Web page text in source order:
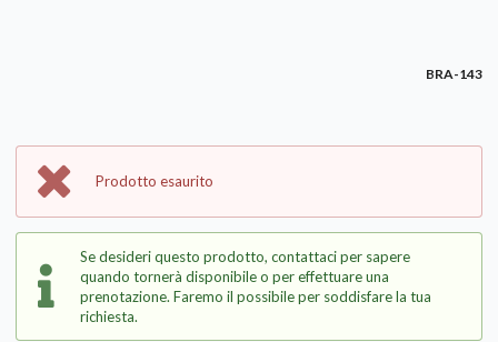
BRA-143
Prodotto esaurito
Se desideri questo prodotto, contattaci per sapere
quando tornerà disponibile o per effettuare una
prenotazione. Faremo il possibile per soddisfare la tua
richiesta.